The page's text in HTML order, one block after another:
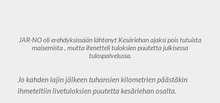
JAR-NO oli erehdyksissään lähtenyt Kesäriehan ajaksi pois tutuista
maisemista , mutta ihmetteli tuloksien puutetta julkisessa
tulospalvelussa.
Jo kahden lajin jälkeen tuhansien kilometrien päästäkin
ihmeteltiin livetuloksien puutetta kesäriehan osalta.